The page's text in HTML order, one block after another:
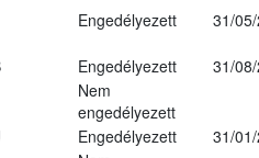
Engedélyezett 31/
Engedélyezett
31/
Nem
engedélyezett
Engedélyezett
31/